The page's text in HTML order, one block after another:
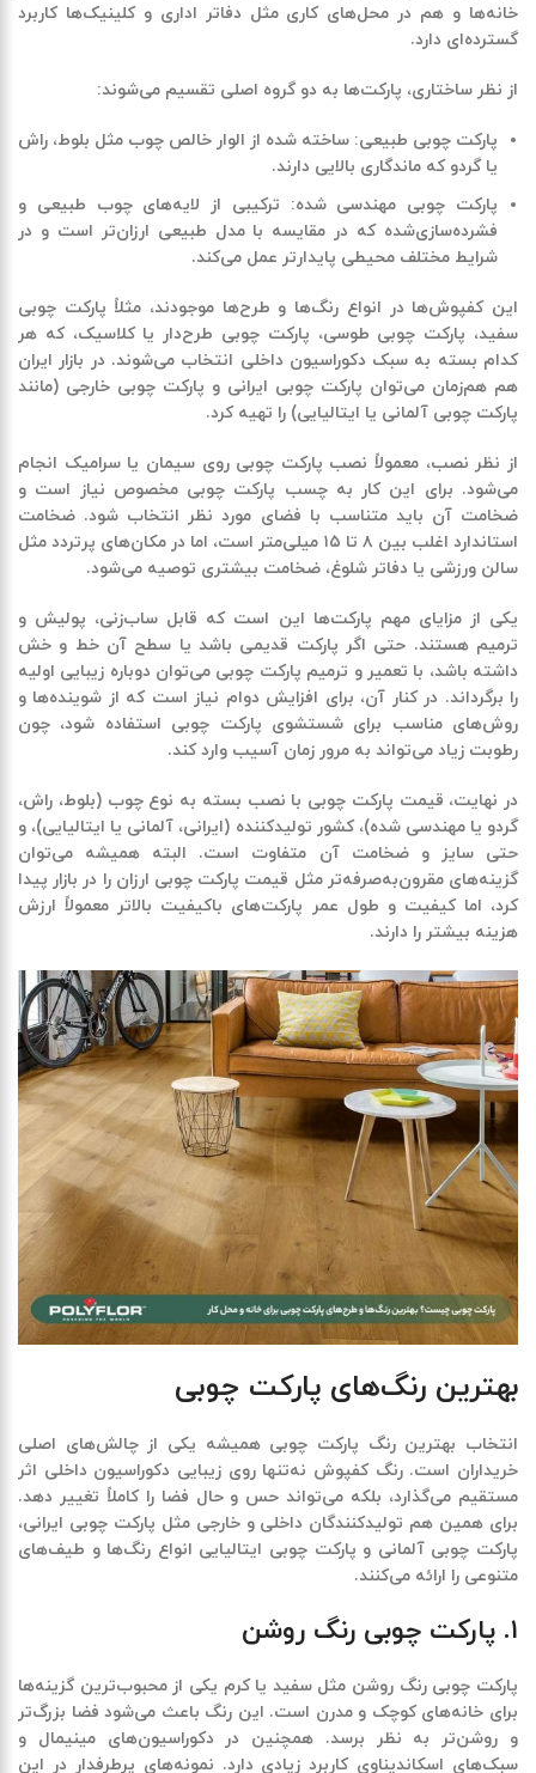
خانه‌ها و هم در محل‌های کاری مثل دفاتر اداری و کلینیک‌ها کاربرد
گسترده‌ای دارد.
از نظر ساختاری، پارکت‌ها به دو گروه اصلی تقسیم می‌شوند:
پارکت چوبی طبیعی: ساخته شده از الوار خالص چوب مثل بلوط، راش
یا گردو که ماندگاری بالایی دارند.
پارکت چوبی مهندسی شده: ترکیبی از لایه‌های چوب طبیعی و
فشرده‌سازی‌شده که در مقایسه با مدل طبیعی ارزان‌تر است و در
شرایط مختلف محیطی پایدارتر عمل می‌کند.
این کفپوش‌ها در انواع رنگ‌ها و طرح‌ها موجودند، مثلاً پارکت چوبی
سفید، پارکت چوبی طوسی، پارکت چوبی طرح‌دار یا کلاسیک، که هر
کدام بسته به سبک دکوراسیون داخلی انتخاب می‌شوند. در بازار ایران
هم هم‌زمان می‌توان پارکت چوبی ایرانی و پارکت چوبی خارجی (مانند
پارکت چوبی آلمانی یا ایتالیایی) را تهیه کرد.
از نظر نصب، معمولاً نصب پارکت چوبی روی سیمان یا سرامیک انجام
می‌شود. برای این کار به چسب پارکت چوبی مخصوص نیاز است و
ضخامت آن باید متناسب با فضای مورد نظر انتخاب شود. ضخامت
استاندارد اغلب بین ۸ تا ۱۵ میلی‌متر است، اما در مکان‌های پرتردد مثل
سالن ورزشی یا دفاتر شلوغ، ضخامت بیشتری توصیه می‌شود.
یکی از مزایای مهم پارکت‌ها این است که قابل ساب‌زنی، پولیش و
ترمیم هستند. حتی اگر پارکت قدیمی باشد یا سطح آن خط و خش
داشته باشد، با تعمیر و ترمیم پارکت چوبی می‌توان دوباره زیبایی اولیه
را برگرداند. در کنار آن، برای افزایش دوام نیاز است که از شوینده‌ها و
روش‌های مناسب برای شستشوی پارکت چوبی استفاده شود، چون
رطوبت زیاد می‌تواند به مرور زمان آسیب وارد کند.
در نهایت، قیمت پارکت چوبی با نصب بسته به نوع چوب (بلوط، راش،
گردو یا مهندسی شده)، کشور تولیدکننده (ایرانی، آلمانی یا ایتالیایی)، و
حتی سایز و ضخامت آن متفاوت است. البته همیشه می‌توان
گزینه‌های مقرون‌به‌صرفه‌تر مثل قیمت پارکت چوبی ارزان را در بازار پیدا
کرد، اما کیفیت و طول عمر پارکت‌های باکیفیت بالاتر معمولاً ارزش
هزینه بیشتر را دارند.
بهترین رنگ‌های پارکت چوبی
انتخاب بهترین رنگ پارکت چوبی همیشه یکی از چالش‌های اصلی
خریداران است. رنگ کفپوش نه‌تنها روی زیبایی دکوراسیون داخلی اثر
مستقیم می‌گذارد، بلکه می‌تواند حس و حال فضا را کاملاً تغییر دهد.
برای همین هم تولیدکنندگان داخلی و خارجی مثل پارکت چوبی ایرانی،
پارکت چوبی آلمانی و پارکت چوبی ایتالیایی انواع رنگ‌ها و طیف‌های
متنوعی را ارائه می‌کنند.
۱. پارکت چوبی رنگ روشن
پارکت چوبی رنگ روشن مثل سفید یا کرم یکی از محبوب‌ترین گزینه‌ها
برای خانه‌های کوچک و مدرن است. این رنگ باعث می‌شود فضا بزرگ‌تر
و روشن‌تر به نظر برسد. همچنین در دکوراسیون‌های مینیمال و
سبک‌های اسکاندیناوی کاربرد زیادی دارد. نمونه‌های پرطرفدار در این